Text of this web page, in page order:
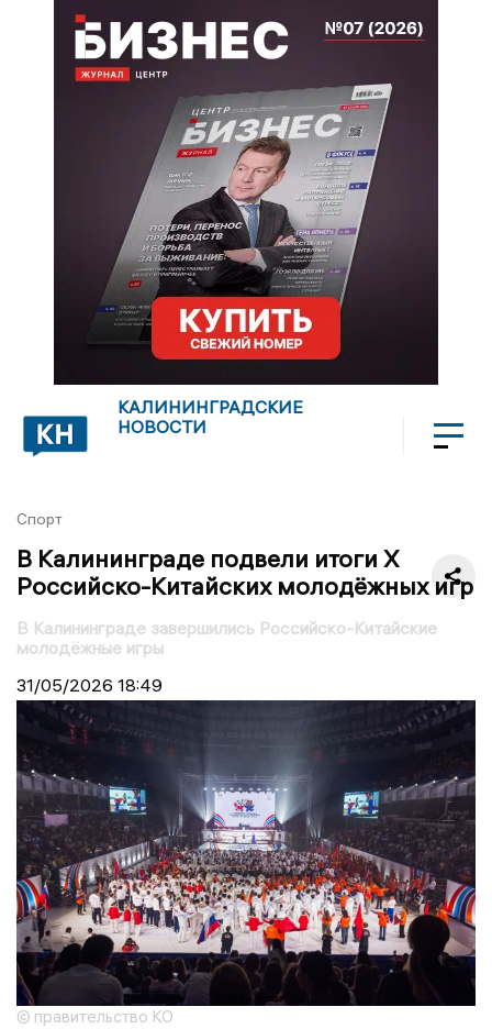
КАЛИНИНГРАДСКИЕ
НОВОСТИ
Спорт
В Калининграде подвели итоги X
Российско-Китайских молодёжных игр
В Калининграде завершились Российско-Китайские
молодёжные игры
31/05/2026 18:49
© правительство КО